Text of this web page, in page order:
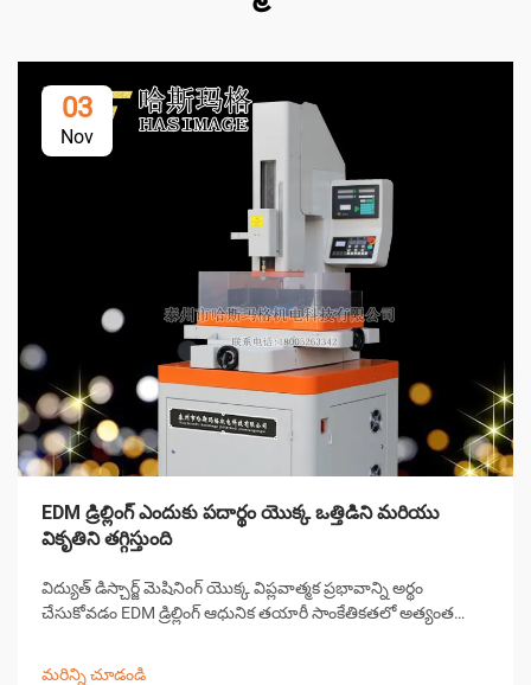
03
Nov
EDM డ్రిల్లింగ్ ఎందుకు పదార్థం యొక్క ఒత్తిడిని మరియు
వికృతిని తగ్గిస్తుంది
విద్యుత్ డిస్చార్జ్ మెషినింగ్ యొక్క విప్లవాత్మక ప్రభావాన్ని అర్థం
చేసుకోవడం EDM డ్రిల్లింగ్ ఆధునిక తయారీ సాంకేతికతలో అత్యంత
మరిన్ని చూడండి